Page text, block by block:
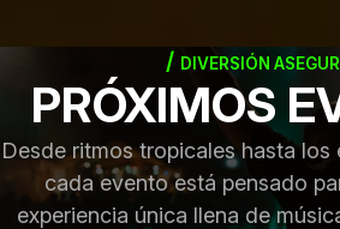
DIVERSIÓN
PRÓXIMOS
Desde ritmos tropicales hasta los
cada evento está pensado
experiencia única llena de